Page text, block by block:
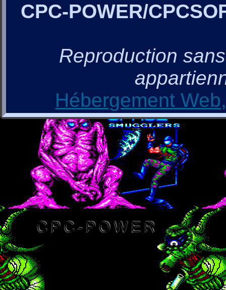
CPC-POWER/
Reproduction
Hébergement